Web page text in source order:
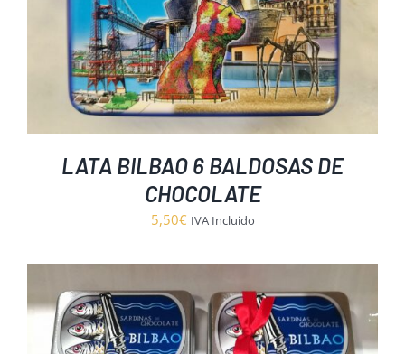
LATA BILBAO 6 BALDOSAS DE
CHOCOLATE
5,50€ IVA Incluido